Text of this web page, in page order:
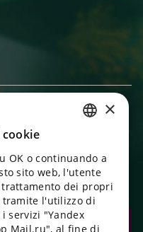
comoda chat con
ENGLISH
UKRAINIAN
PORTUGUESE
×
OK o continuando a
sito web, l'utente
trattamento dei propri
l'utilizzo di
servizi "Yandex
Mail.ru", al fine di